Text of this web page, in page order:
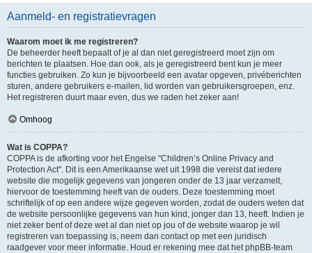
Aanmeld- en registratievragen
Waarom moet ik me registreren?
De beheerder heeft bepaalt of je al dan niet geregistreerd moet zijn om
berichten te plaatsen. Hoe dan ook, als je geregistreerd bent kun je meer
functies gebruiken. Zo kun je bijvoorbeeld een avatar opgeven, privéberichten
sturen, andere gebruikers e-mailen, lid worden van gebruikersgroepen, enz.
Het registreren duurt maar even, dus we raden het zeker aan!
Omhoog
Wat is COPPA?
COPPA is de afkorting voor het Engelse "Children’s Online Privacy and
Protection Act". Dit is een Amerikaanse wet uit 1998 die vereist dat iedere
website die mogelijk gegevens van jongeren onder de 13 jaar verzamelt,
hiervoor de toestemming heeft van de ouders. Deze toestemming moet
schriftelijk of op een andere wijze gegeven worden, zodat de ouders weten dat
de website persoonlijke gegevens van hun kind, jonger dan 13, heeft. Indien je
niet zeker bent of deze wet al dan niet op jou of de website waarop je wil
registreren van toepassing is, neem dan contact op met een juridisch
raadgever voor meer informatie. Houd er rekening mee dat het phpBB-team